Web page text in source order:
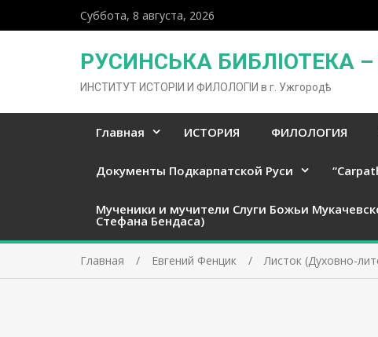
Суббота, 8 августа, 2026
РУСИНСЬКА БИБЛІОТЕКА –
ИНСТИТУТ ИСТОРІИ И ФИЛОЛОГІИ в г. Ужгородѣ
Главная ИСТОРИЯ ФИЛОЛОГИЯ
Документы Подкарпатской Руси
Мученики и мучители Слуги Божьи
Стефана Бендаса)
Главная Евгений Фенцик Листок (Духовно-